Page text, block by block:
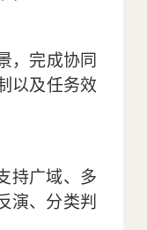
，完成协同
以及任务效
持广域、多
演、分类判